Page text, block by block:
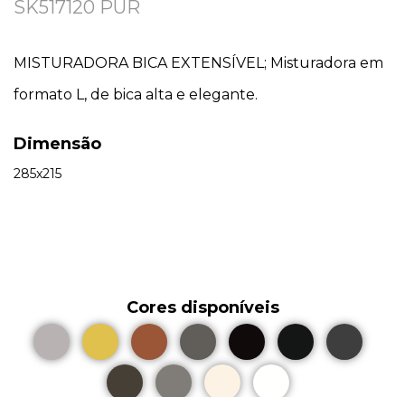
SK517120 PUR
MISTURADORA BICA EXTENSÍVEL; Misturadora em
formato L, de bica alta e elegante.
Dimensão
285x215
Cores disponíveis